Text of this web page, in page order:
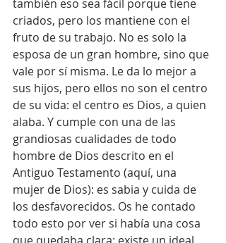
también eso sea fácil porque tiene
criados, pero los mantiene con el
fruto de su trabajo. No es solo la
esposa de un gran hombre, sino que
vale por sí misma. Le da lo mejor a
sus hijos, pero ellos no son el centro
de su vida: el centro es Dios, a quien
alaba. Y cumple con una de las
grandiosas cualidades de todo
hombre de Dios descrito en el
Antiguo Testamento (aquí, una
mujer de Dios): es sabia y cuida de
los desfavorecidos. Os he contado
todo esto por ver si había una cosa